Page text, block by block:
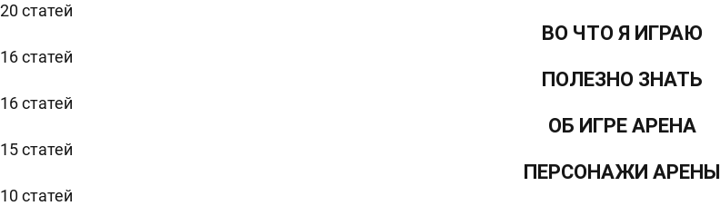
20 статей
ВО ЧТО Я ИГРАЮ
16 статей
ПОЛЕЗНО ЗНАТЬ
16 статей
ОБ ИГРЕ АРЕНА
15 статей
ПЕРСОНАЖИ АРЕНЫ
10 статей